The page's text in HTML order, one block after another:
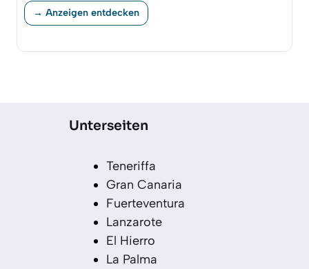
→ Anzeigen entdecken
Unterseiten
Teneriffa
Gran Canaria
Fuerteventura
Lanzarote
El Hierro
La Palma